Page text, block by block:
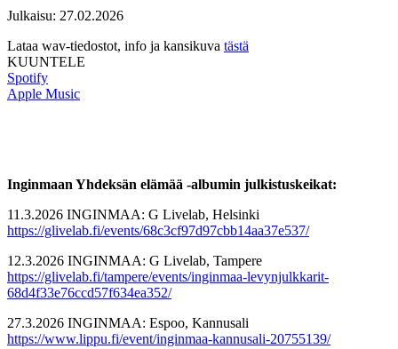
Julkaisu: 27.02.2026
Lataa wav-tiedostot, info ja kansikuva tästä
KUUNTELE
Spotify
Apple Music
Inginmaan Yhdeksän elämää -albumin julkistuskeikat:
11.3.2026 INGINMAA: G Livelab, Helsinki
https://glivelab.fi/events/68c3cf97d97cbb14aa37e537/
12.3.2026 INGINMAA: G Livelab, Tampere
https://glivelab.fi/tampere/events/inginmaa-levynjulkkarit-
68d4f33e76ccd57f634ea352/
27.3.2026 INGINMAA: Espoo, Kannusali
https://www.lippu.fi/event/inginmaa-kannusali-20755139/